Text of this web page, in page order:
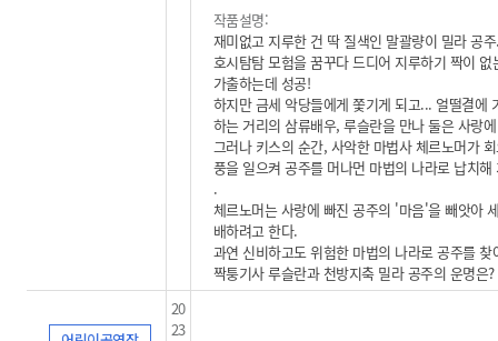
작품설명:
재미없고 지루한 건 딱 질색인 말괄량이 밀라 공
호시탐탐 모험을 꿈꾸다 드디어 지루하기 짝이 없
가출하는데 성공!
하지만 금세 악당들에게 쫓기게 되고... 얼떨결에
하는 거리의 삼류배우, 루슬란을 만나 둘은 사랑
그러나 키스의 순간, 사악한 마법사 체르노머가
풍을 일으켜 공주를 머나먼 마법의 나라로 납치해
.
체르노머는 사랑에 빠진 공주의 '마음'을 빼앗아
배하려고 한다.
과연 신비하고도 위험한 마법의 나라로 공주를 찾
짝퉁기사 루슬란과 천방지축 밀라 공주의 운명은?
20
23